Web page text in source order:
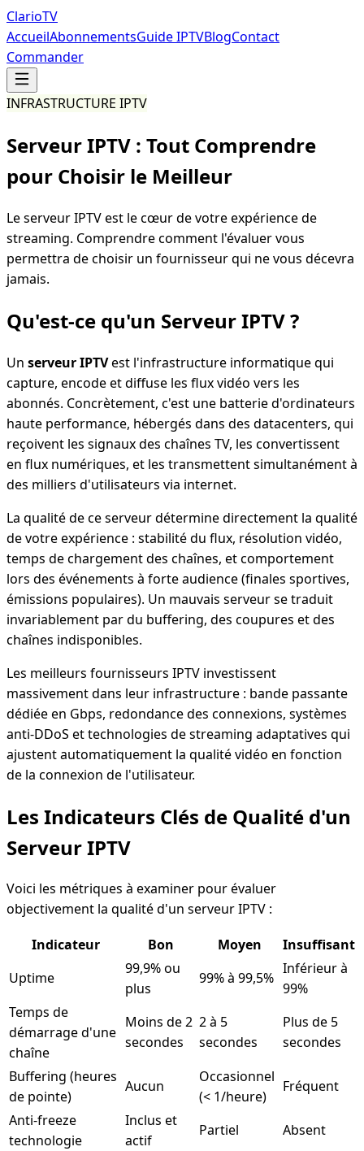
ClarioTV
AccueilAbonnementsGuide IPTVBlogContact
Commander
INFRASTRUCTURE IPTV
Serveur IPTV : Tout Comprendre
pour Choisir le Meilleur
Le serveur IPTV est le cœur de votre expérience de
streaming. Comprendre comment l'évaluer vous
permettra de choisir un fournisseur qui ne vous décevra
jamais.
Qu'est-ce qu'un Serveur IPTV ?
Un serveur IPTVest l'infrastructure informatique qui
capture, encode et diffuse les flux vidéo vers les
abonnés. Concrètement, c'est une batterie d'ordinateurs
haute performance, hébergés dans des datacenters, qui
reçoivent les signaux des chaînes TV, les convertissent
en flux numériques, et les transmettent simultanément à
des milliers d'utilisateurs via internet.
La qualité de ce serveur détermine directement la qualité
de votre expérience : stabilité du flux, résolution vidéo,
temps de chargement des chaînes, et comportement
lors des événements à forte audience (finales sportives,
émissions populaires). Un mauvais serveur se traduit
invariablement par du buffering, des coupures et des
chaînes indisponibles.
Les meilleurs fournisseurs IPTV investissent
massivement dans leur infrastructure : bande passante
dédiée en Gbps, redondance des connexions, systèmes
anti-DDoS et technologies de streaming adaptatives qui
ajustent automatiquement la qualité vidéo en fonction
de la connexion de l'utilisateur.
Les Indicateurs Clés de Qualité d'un
Serveur IPTV
Voici les métriques à examiner pour évaluer
objectivement la qualité d'un serveur IPTV :
Indicateur
Bon Moyen
Insuffisant
Uptime
99,9% ou
plus
99% à 99,5%
Inférieur à
99%
Temps de
démarrage d'une
chaîne
Moins de 2
secondes
2 à 5
secondes
Plus de 5
secondes
Buffering (heures
de pointe)
Aucun
Occasionnel
(< 1/heure)
Fréquent
Anti-freeze
technologie
Inclus et
actif
Partiel
Absent